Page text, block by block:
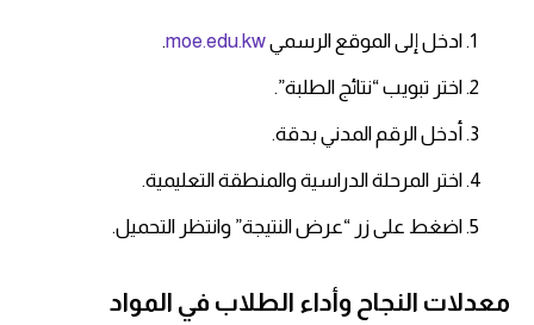
ادخل إلى الموقع الرسميmoe.edu.kw
.
اختر تبويب “نتائج الطلبة”.
أدخل الرقم المدني بدقة.
اختر المرحلة الدراسية والمنطقة التعليمية.
اضغط على زر “عرض النتيجة” وانتظر التحميل.
معدلات النجاح وأداء الطلاب في المواد